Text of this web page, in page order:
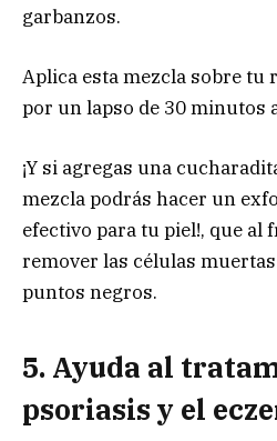
garbanzos.
Aplica esta mezcla sobre tu
por un lapso de 30 minutos
¡Y si agregas una
mezcla podrás hacer un
efectivo para tu piel!, que al
remover las células
puntos negros.
5. Ayuda al
psoriasis y el